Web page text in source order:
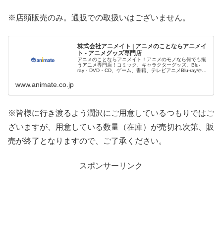
※店頭販売のみ。通販での取扱いはございません。
株式会社アニメイト | アニメのことならアニメイ
ト - アニメグッズ専門店
アニメのことならアニメイト！アニメのモノなら何でも揃
うアニメ専門店！コミック、キャラクターグッズ、Blu-
ray・DVD・CD、ゲーム、書籍、テレビアニメBlu-rayやコ
www.animate.co.jp
※皆様に行き渡るよう潤沢にご用意しているつもりではご
ざいますが、用意している数量（在庫）が売切れ次第、販
売が終了となりますので、ご了承ください。
スポンサーリンク